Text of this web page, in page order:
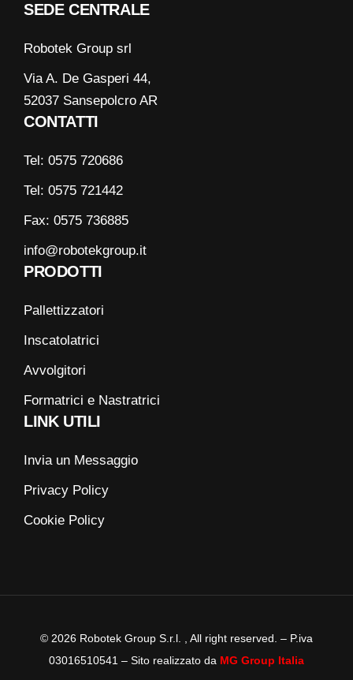
SEDE CENTRALE
Robotek Group srl
Via A. De Gasperi 44,
52037 Sansepolcro AR
CONTATTI
Tel: 0575 720686
Tel: 0575 721442
Fax: 0575 736885
info@robotekgroup.it
PRODOTTI
Pallettizzatori
Inscatolatrici
Avvolgitori
Formatrici e Nastratrici
LINK UTILI
Invia un Messaggio
Privacy Policy
Cookie Policy
© 2026 Robotek Group S.r.l. , All right reserved. – P.iva
03016510541 – Sito realizzato da MG Group Italia